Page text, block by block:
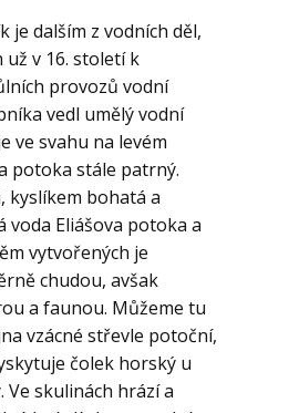
je dalším z vodních děl,
už v 16. století k
provozů vodní
vedl umělý vodní
ve svahu na levém
potoka stále patrný.
kyslíkem bohatá a
voda Eliášova potoka a
vytvořených je
chudou, avšak
a faunou. Můžeme tu
vzácné střevle potoční,
čolek horský u
Ve skulinách hrází a